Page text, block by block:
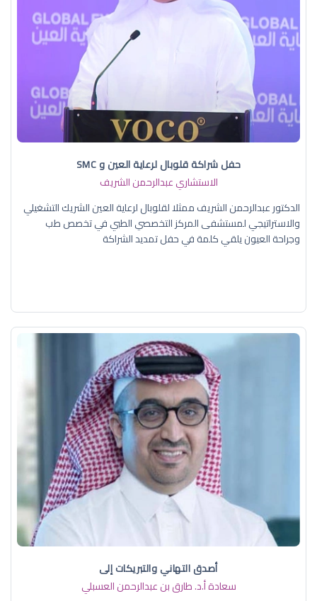
حفل شراكة قلوبال لرعاية العين و SMC
الاستشاري عبدالرحمن الشريف
الدكتور عبدالرحمن الشريف ممثلا لقلوبال لرعاية العين الشريك التشغيلي
والاستراتيجي لمستشفى المركز التخصصي الطبي في تخصص طب
وجراحة العيون يلقي كلمة في حفل تمديد الشراكة
أصدق التهاني والتبريكات إلى
سعادة أ.د. ​طارق بن عبدالرحمن العسبلي